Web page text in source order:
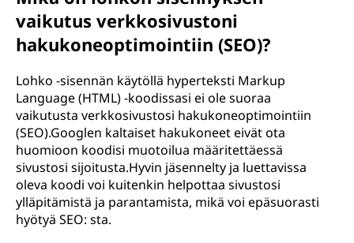
vaikutus verkkosivustoni
hakukoneoptimointiin (SEO)?
Lohko -sisennän käytöllä hyperteksti Markup
Language (HTML) -koodissasi ei ole suoraa
vaikutusta verkkosivustosi hakukoneoptimointiin
(SEO).Googlen kaltaiset hakukoneet eivät ota
huomioon koodisi muotoilua määritettäessä
sivustosi sijoitusta.Hyvin jäsennelty ja luettavissa
oleva koodi voi kuitenkin helpottaa sivustosi
ylläpitämistä ja parantamista, mikä voi epäsuorasti
hyötyä SEO: sta.